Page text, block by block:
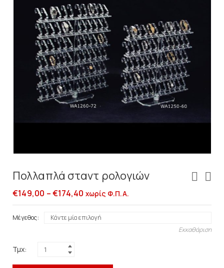
Πολλαπλά σταντ ρολογιών
€149,00 –€174,40 χωρίς Φ.Π.Α.
Μέγεθος
Εκκαθάριση
Τμχ: